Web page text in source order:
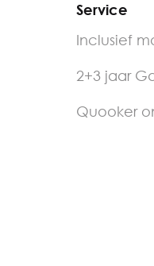
Service
Inclusief
2+3 jaar
Quooker